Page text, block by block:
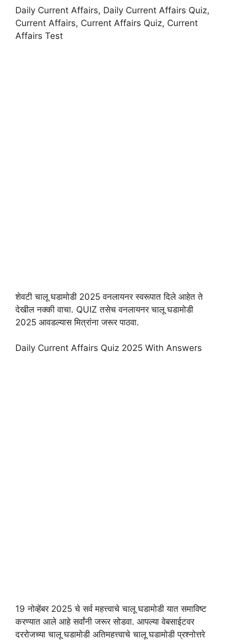
Daily Current Affairs, Daily Current Affairs Quiz,
Current Affairs, Current Affairs Quiz, Current
Affairs Test
शेवटी चालू घडामोडी 2025 वनलायनर स्वरूपात दिले आहेत ते
देखील नक्की वाचा. QUIZ तसेच वनलायनर चालू घडामोडी
2025 आवडल्यास मित्रांना जरूर पाठवा.
Daily Current Affairs Quiz 2025 With Answers
19 नोव्हेंबर 2025 चे सर्व महत्त्वाचे चालू घडामोडी यात समाविष्ट
करण्यात आले आहे सर्वांनी जरूर सोडवा. आपल्या वेबसाईटवर
दररोजच्या चालू घडामोडी अतिमहत्त्वाचे चालू घडामोडी प्रश्नोत्तरे